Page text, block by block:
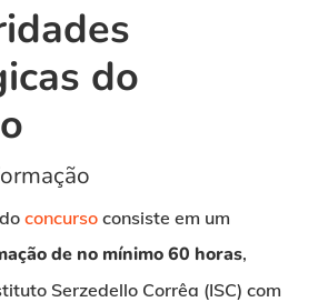
do
concursoconsiste em um
de no mínimo 60 horas,
Serzedello Corrêa (ISC) com